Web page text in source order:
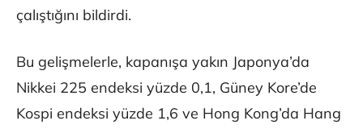
çalıştığını bildirdi.
Bu gelişmelerle, kapanışa yakın Japonya’da
Nikkei 225 endeksi yüzde 0,1, Güney Kore’de
Kospi endeksi yüzde 1,6 ve Hong Kong’da Hang